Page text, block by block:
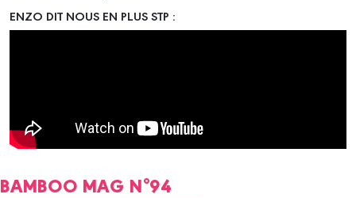
ENZO DIT NOUS EN PLUS STP :
BAMBOO MAG N°94